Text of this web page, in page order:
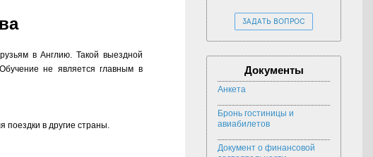
в Англию. Такой выездной
не является главным в
поездки в другие страны.
ЗАДАТЬ ВОПРОС
Документы
Анкета
Бронь гостиницы и
авиабилетов
Документ о финансовой